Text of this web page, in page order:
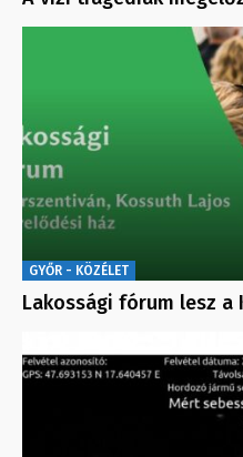
GYŐR - KÖZÉLET
Lakossági fórum lesz